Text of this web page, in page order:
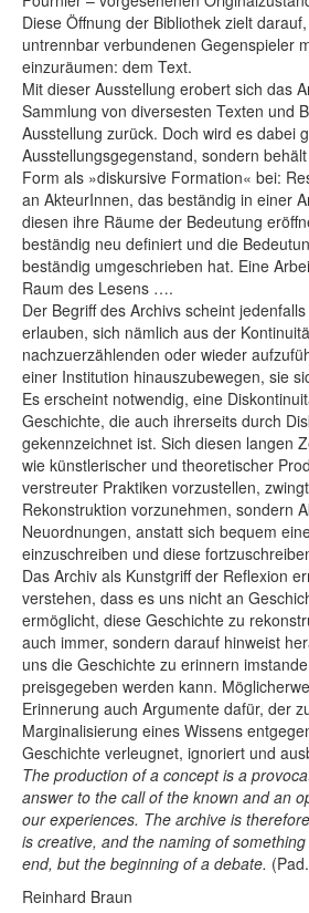
Diese Öffnung der Bibliothek zielt
untrennbar verbundenen Gegenspieler
einzuräumen: dem Text.
Mit dieser Ausstellung erobert sich das
Sammlung von diversesten Texten und
Ausstellung zurück. Doch wird es dabei
Ausstellungsgegenstand, sondern
Form als »diskursive Formation« bei:
an AkteurInnen, das beständig in einer
diesen ihre Räume der Bedeutung
beständig neu definiert und die
beständig umgeschrieben hat. Eine
Raum des Lesens ….
Der Begriff des Archivs scheint
erlauben, sich nämlich aus der
nachzuerzählenden oder wieder
einer Institution hinauszubewegen, sie
Es erscheint notwendig, eine
Geschichte, die auch ihrerseits durch
gekennzeichnet ist. Sich diesen langen
wie künstlerischer und theoretischer
verstreuter Praktiken vorzustellen,
Rekonstruktion vorzunehmen, sondern
Neuordnungen, anstatt sich bequem
einzuschreiben und diese
Das Archiv als Kunstgriff der Reflexion
verstehen, dass es uns nicht an
ermöglicht, diese Geschichte zu
auch immer, sondern darauf hinweist
uns die Geschichte zu erinnern
preisgegeben werden kann.
Erinnerung auch Argumente dafür, der
Marginalisierung eines Wissens
Geschichte verleugnet, ignoriert und
The production of a concept is a
answer to the call of the known and an
our experiences. The archive is
is creative, and the naming of
end, but the beginning of a debate.
Reinhard Braun